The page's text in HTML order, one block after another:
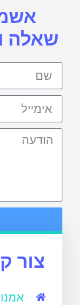
שאלה
צור
אמנון